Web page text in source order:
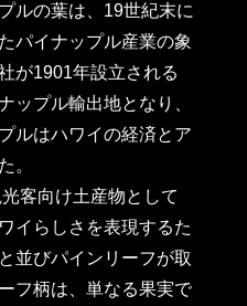
ルの葉は、19世紀末に
パイナップル産業の象
が1901年設立される
ップル輸出地となり、
ルはハワイの経済とア
。
客向け土産物として
イらしさを表現するた
並びパインリーフが取
フ柄は、単なる果実で